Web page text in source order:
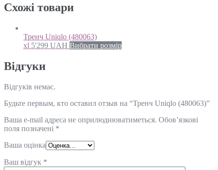
Схожi товари
Тренч Uniqlo (480063)
xl 5'299 UAH Вибрати розмір
Відгуки
Відгуків немає.
Будьте первым, кто оставил отзыв на “Тренч Uniqlo (480063)”
Ваша e-mail адреса не оприлюднюватиметься. Обов’язкові
поля позначені *
Ваша оцінка
Ваш відгук *